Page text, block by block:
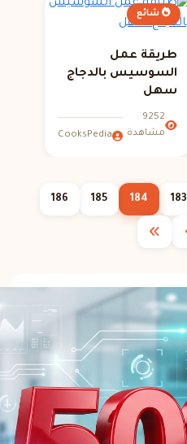
شائع
طريقة عمل
السوسيس بالدجاج
سهل
9252
مشاهدة
CooksPedia
183
184
185
186